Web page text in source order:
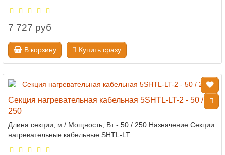
7 727 руб
В корзину Купить сразу
Секция нагревательная кабельная 5SHTL-LT-2 - 50 /
250
Длина секции, м / Мощность, Вт - 50 / 250 Назначение Секции
нагревательные кабельные SHTL-LT..